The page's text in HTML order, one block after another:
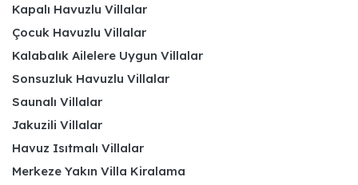
Kapalı Havuzlu Villalar
Çocuk Havuzlu Villalar
Kalabalık Ailelere Uygun Villalar
Sonsuzluk Havuzlu Villalar
Saunalı Villalar
Jakuzili Villalar
Havuz Isıtmalı Villalar
Merkeze Yakın Villa Kiralama